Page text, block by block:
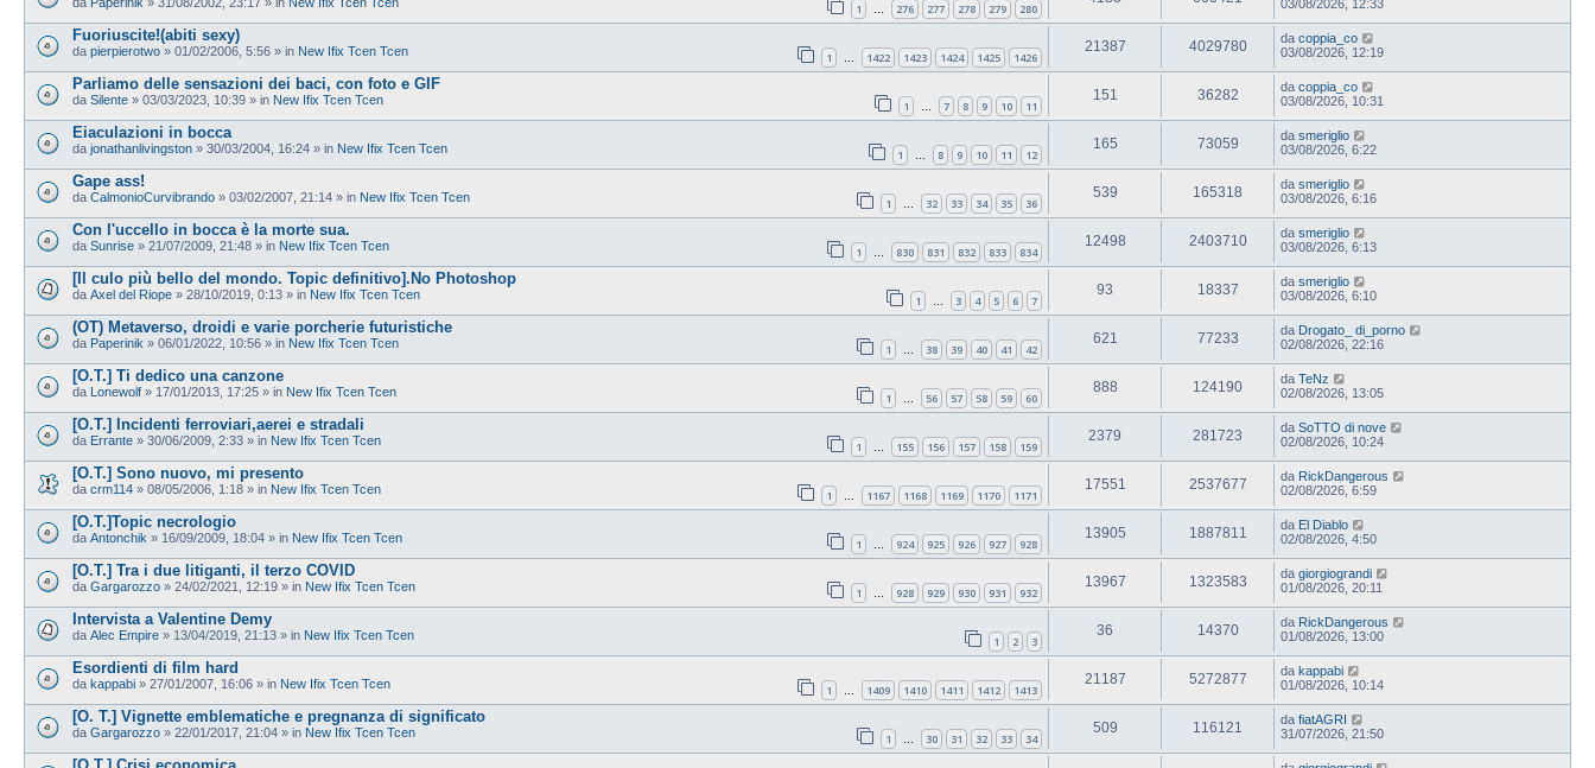
1 … 276 277 278 279 280
03/08/2026, 12:33
Fuoriuscite!(abiti sexy)
da pierpierotwo » 01/02/2006, 5:56 » in New Ifix Tcen Tcen 1 … 1422 1423 1424 1425 1426
21387 4029780 da coppia_co
03/08/2026, 12:19
Parliamo delle sensazioni dei baci, con foto e GIF
da Silente » 03/03/2023, 10:39 » in New Ifix Tcen Tcen 1 … 7 8 9 10 11
151 36282 da coppia_co
03/08/2026, 10:31
Eiaculazioni in bocca
da jonathanlivingston » 30/03/2004, 16:24 » in New Ifix Tcen Tcen 1 … 8 9 10 11 12
165 73059 da smeriglio
03/08/2026, 6:22
Gape ass!
da CalmonioCurvibrando » 03/02/2007, 21:14 » in New Ifix Tcen Tcen 1 … 32 33 34 35 36
539 165318 da smeriglio
03/08/2026, 6:16
Con l'uccello in bocca è la morte sua.
da Sunrise » 21/07/2009, 21:48 » in New Ifix Tcen Tcen 1 … 830 831 832 833 834
12498 2403710 da smeriglio
03/08/2026, 6:13
[Il culo più bello del mondo. Topic definitivo].No Photoshop
da Axel del Riope » 28/10/2019, 0:13 » in New Ifix Tcen Tcen 1 … 3 4 5 6 7
93 18337 da smeriglio
03/08/2026, 6:10
(OT) Metaverso, droidi e varie porcherie futuristiche
da Paperinik » 06/01/2022, 10:56 » in New Ifix Tcen Tcen 1 … 38 39 40 41 42
621 77233 da Drogato_ di_porno
02/08/2026, 22:16
[O.T.] Ti dedico una canzone
da Lonewolf » 17/01/2013, 17:25 » in New Ifix Tcen Tcen 1 … 56 57 58 59 60
888 124190 da TeNz
02/08/2026, 13:05
[O.T.] Incidenti ferroviari,aerei e stradali
da Errante » 30/06/2009, 2:33 » in New Ifix Tcen Tcen 1 … 155 156 157 158 159
2379 281723 da SoTTO di nove
02/08/2026, 10:24
[O.T.] Sono nuovo, mi presento
da crm114 » 08/05/2006, 1:18 » in New Ifix Tcen Tcen 1 … 1167 1168 1169 1170 1171
17551 2537677 da RickDangerous
02/08/2026, 6:59
[O.T.]Topic necrologio
da Antonchik » 16/09/2009, 18:04 » in New Ifix Tcen Tcen 1 … 924 925 926 927 928
13905 1887811 da El Diablo
02/08/2026, 4:50
[O.T.] Tra i due litiganti, il terzo COVID
da Gargarozzo » 24/02/2021, 12:19 » in New Ifix Tcen Tcen 1 … 928 929 930 931 932
13967 1323583 da giorgiograndi
01/08/2026, 20:11
Intervista a Valentine Demy
da Alec Empire » 13/04/2019, 21:13 » in New Ifix Tcen Tcen 1 2 3
36 14370 da RickDangerous
01/08/2026, 13:00
Esordienti di film hard
da kappabi » 27/01/2007, 16:06 » in New Ifix Tcen Tcen 1 … 1409 1410 1411 1412 1413
21187 5272877 da kappabi
01/08/2026, 10:14
[O. T.] Vignette emblematiche e pregnanza di significato
da Gargarozzo » 22/01/2017, 21:04 » in New Ifix Tcen Tcen 1 … 30 31 32 33 34
509 116121 da fiatAGRI
31/07/2026, 21:50